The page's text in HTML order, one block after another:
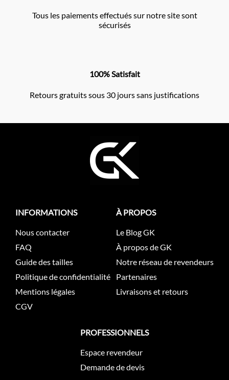
Tous les paiements effectués sur notre site sont
sécurisés
100% Satisfait
Retours gratuits sous 30 jours sans justifications
INFORMATIONS
Nous contacter
FAQ
Guide des tailles
Politique de confidentialité
Mentions légales
CGV
À PROPOS
Le Blog GK
À propos de GK
Notre réseau de revendeurs
Partenaires
Livraisons et retours
PROFESSIONNELS
Espace revendeur
Demande de devis